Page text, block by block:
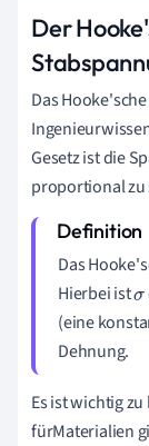
Der
Das
Gesetz ist die
proportional zu
Das
Hierbei istσ
(eine
Dehnung.
Es ist wichtig
fürMaterialien